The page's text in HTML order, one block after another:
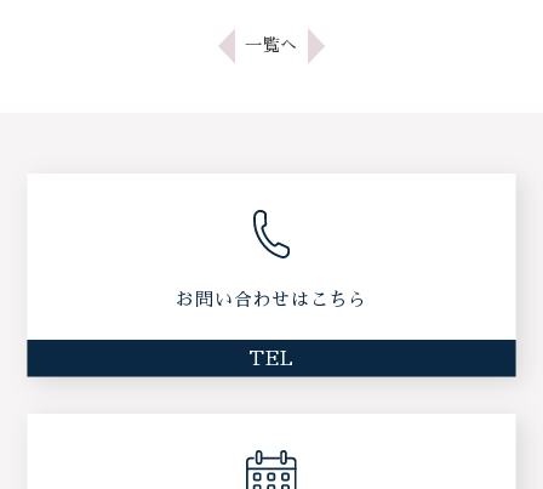
一覧へ
お問い合わせはこちら
TEL